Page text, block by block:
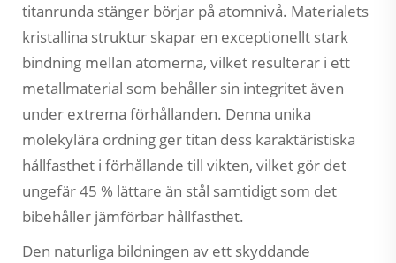
titanrunda stänger börjar på atomnivå. Materialets
kristallina struktur skapar en exceptionellt stark
bindning mellan atomerna, vilket resulterar i ett
metallmaterial som behåller sin integritet även
under extrema förhållanden. Denna unika
molekylära ordning ger titan dess karaktäristiska
hållfasthet i förhållande till vikten, vilket gör det
ungefär 45 % lättare än stål samtidigt som det
bibehåller jämförbar hållfasthet.
Den naturliga bildningen av ett skyddande